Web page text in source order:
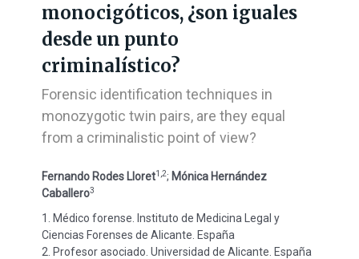
monocigóticos, ¿son iguales
desde un punto
criminalístico?
Forensic identification techniques in
monozygotic twin pairs, are they equal
from a criminalistic point of view?
Fernando Rodes Lloret1,2; Mónica Hernández
Caballero3
1. Médico forense. Instituto de Medicina Legal y
Ciencias Forenses de Alicante. España
2. Profesor asociado. Universidad de Alicante. España